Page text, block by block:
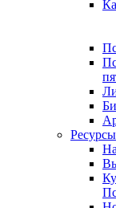
Ресурсы